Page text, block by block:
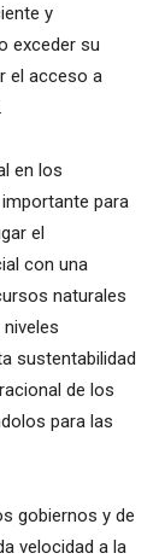
y
exceder su
el acceso a
en los
para
el
con una
naturales
sustentabilidad
de los
para las
gobiernos y de
velocidad a la